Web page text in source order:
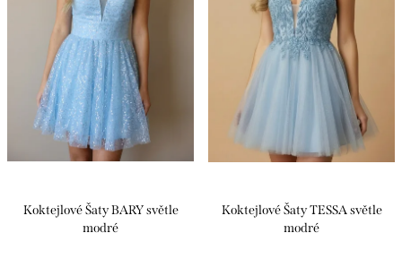
ů
Koktejlové Šaty BARY světle
modré
Koktejlové Šaty TESSA světle
modré